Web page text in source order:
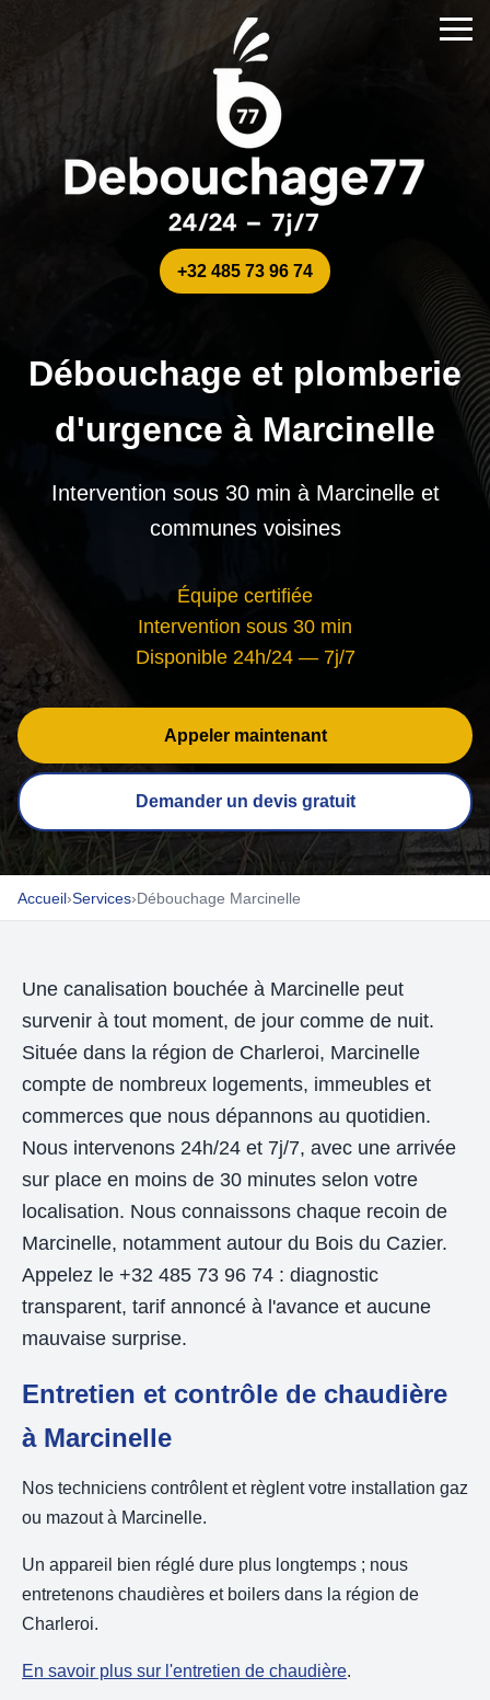
+32 485 73 96 74
Débouchage et plomberie
d'urgence à Marcinelle
Intervention sous 30 min à Marcinelle et
communes voisines
Équipe certifiée
Intervention sous 30 min
Disponible 24h/24 — 7j/7
Appeler maintenant
Demander un devis gratuit
Accueil›Services›Débouchage Marcinelle
Une canalisation bouchée à Marcinelle peut
survenir à tout moment, de jour comme de nuit.
Située dans la région de Charleroi, Marcinelle
compte de nombreux logements, immeubles et
commerces que nous dépannons au quotidien.
Nous intervenons 24h/24 et 7j/7, avec une arrivée
sur place en moins de 30 minutes selon votre
localisation. Nous connaissons chaque recoin de
Marcinelle, notamment autour du Bois du Cazier.
Appelez le +32 485 73 96 74 : diagnostic
transparent, tarif annoncé à l'avance et aucune
mauvaise surprise.
Entretien et contrôle de chaudière
à Marcinelle
Nos techniciens contrôlent et règlent votre installation gaz
ou mazout à Marcinelle.
Un appareil bien réglé dure plus longtemps ; nous
entretenons chaudières et boilers dans la région de
Charleroi.
En savoir plus sur l'entretien de chaudière.